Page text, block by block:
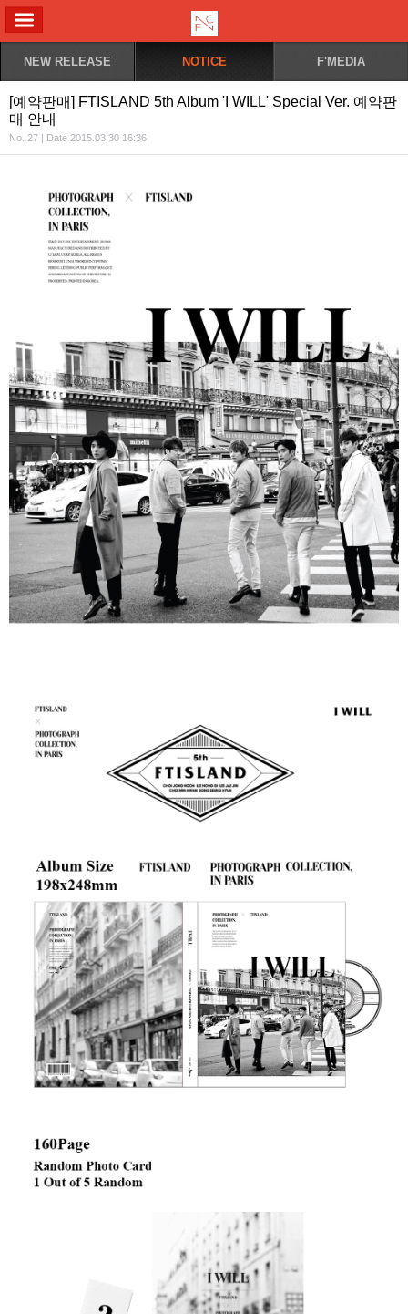
NEW RELEASE NOTICE F'MEDIA
[예약판매] FTISLAND 5th Album 'I WILL' Special Ver. 예약판
매 안내
No. 27 | Date 2015.03.30 16:36